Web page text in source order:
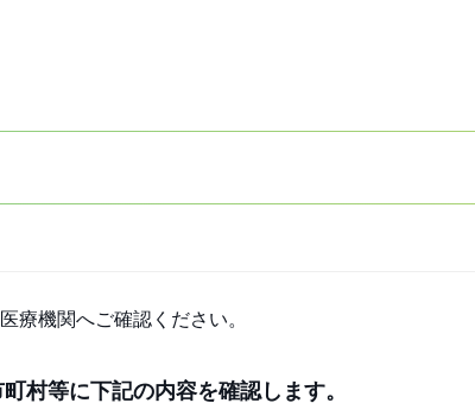
療機関へご確認ください。
村等に下記の内容を確認します。